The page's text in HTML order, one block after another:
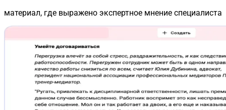
материал, где выражено экспертное мнение специалиста